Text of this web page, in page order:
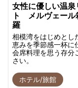
女性に優しい温泉
ト メルヴェール
羅
相模湾をはじめとし
恵みを季節感一杯に
会席料理を思う存分
さい。
ホテル/旅館